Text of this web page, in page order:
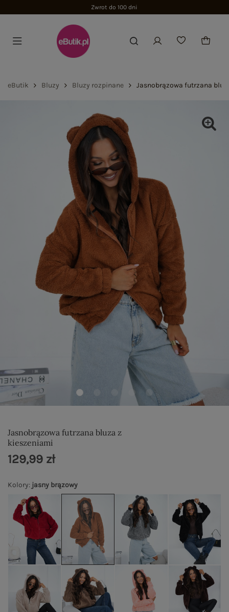
Zwrot do 100 dni
eButik Bluzy Bluzy rozpinane Jasnobrązowa futrzana
Jasnobrązowa futrzana bluza z
kieszeniami
Kolory: jasny brązowy
129,99 zł